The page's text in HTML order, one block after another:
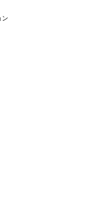
ン